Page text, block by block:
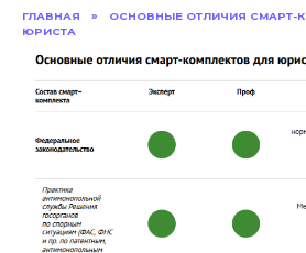
ГЛАВНАЯ »
ОСНОВНЫЕ ОТЛИЧИЯ СМАРТ-
ЮРИСТА